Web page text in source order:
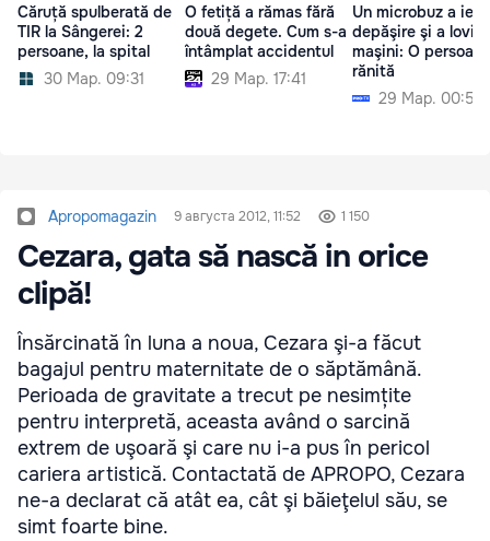
Căruță spulberată de
TIR la Sângerei: 2
persoane, la spital
30 Мар. 09:31
O fetiță a rămas fără
două degete. Cum s-a
întâmplat accidentul
29 Мар. 17:41
Un microbuz a
depăşire şi a lovit
maşini: O
rănită
29 Мар. 00:52
Apropomagazin 9 августа 2012, 11:52 1 150
Cezara, gata să nască in orice
clipă!
Însărcinată în luna a noua, Cezara şi-a făcut
bagajul pentru maternitate de o săptămână.
Perioada de gravitate a trecut pe nesimțite
pentru interpretă, aceasta având o sarcină
extrem de uşoară şi care nu i-a pus în pericol
cariera artistică. Contactată de APROPO, Cezara
ne-a declarat că atât ea, cât şi băieţelul său, se
simt foarte bine.